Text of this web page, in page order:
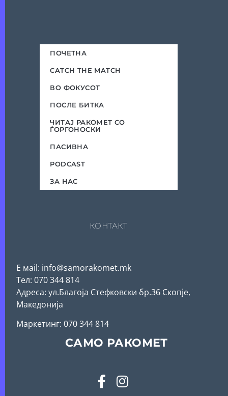
ПОЧЕТНА
CATCH THE MATCH
ВО ФОКУСОТ
ПОСЛЕ БИТКА
ЧИТАЈ РАКОМЕТ СО
ЃОРГОНОСКИ
ПАСИВНА
PODCAST
ЗА НАС
КОНТАКТ
Е мail: info@samorakomet.mk
Тел: 070 344 814
Адреса: ул.Благоја Стефковски бр.36 Скопје,
Македонија
Mаркетинг: 070 344 814
САМО РАКОМЕТ